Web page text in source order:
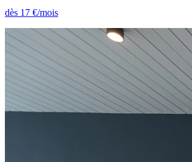
dès 17 €/mois